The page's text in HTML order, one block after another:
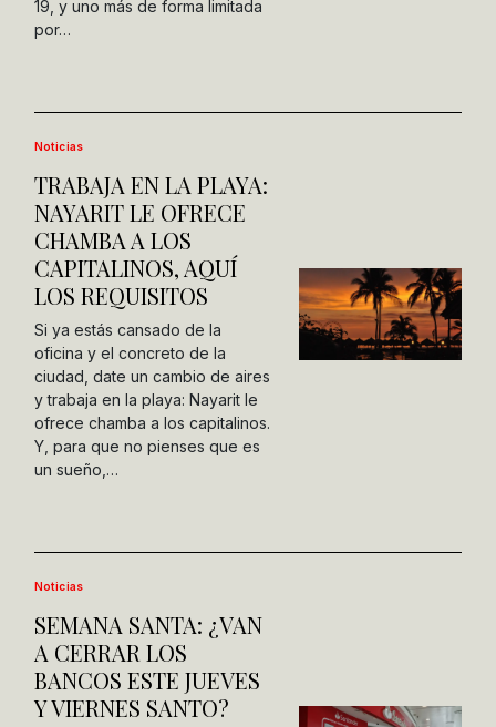
19, y uno más de forma limitada
por…
Noticias
TRABAJA EN LA PLAYA:
NAYARIT LE OFRECE
CHAMBA A LOS
CAPITALINOS, AQUÍ
LOS REQUISITOS
Si ya estás cansado de la
oficina y el concreto de la
ciudad, date un cambio de aires
y trabaja en la playa: Nayarit le
ofrece chamba a los capitalinos.
Y, para que no pienses que es
un sueño,…
Noticias
SEMANA SANTA: ¿VAN
A CERRAR LOS
BANCOS ESTE JUEVES
Y VIERNES SANTO?